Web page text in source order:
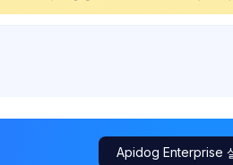
Apidog Enterprise